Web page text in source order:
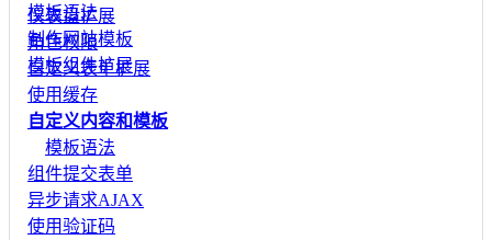
模板语法
制作网站模板
模板组件扩展
仪表盘扩展
角色权限
自定义表单扩展
使用缓存
自定义内容和模板
模板语法
组件提交表单
异步请求AJAX
使用验证码